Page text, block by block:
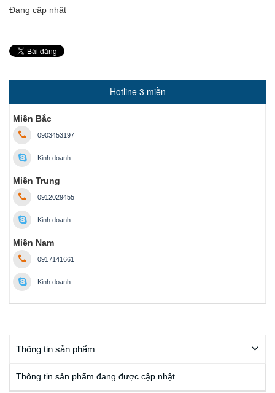
Đang cập nhật
Hotline 3 miền
Miền Bắc
0903453197
Kinh doanh
Miền Trung
0912029455
Kinh doanh
Miền Nam
0917141661
Kinh doanh
Thông tin sản phẩm
Thông tin sản phẩm đang được cập nhật